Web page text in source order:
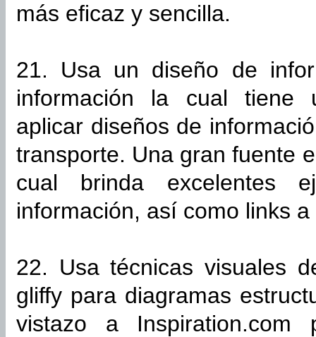
más eficaz y sencilla.
21. Usa un diseño de
información la cual tiene
aplicar diseños de
transporte. Una gran fuente
cual brinda excelentes
información, así como links
22. Usa técnicas visuales
gliffy para diagramas
vistazo a Inspiration.com